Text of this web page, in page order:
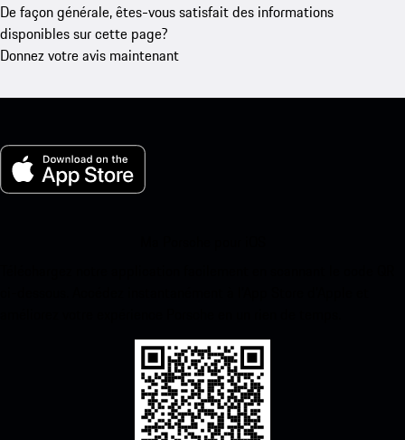
De façon générale, êtes-vous satisfait des informations
disponibles sur cette page?
Donnez votre avis maintenant